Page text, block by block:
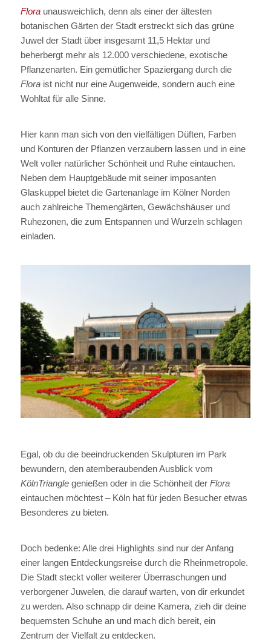
Floraunausweichlich, denn als einer der ältesten
botanischen Gärten der Stadt erstreckt sich das grüne
Juwel der Stadt über insgesamt 11,5 Hektar und
beherbergt mehr als 12.000 verschiedene, exotische
Pflanzenarten. Ein gemütlicher Spaziergang durch die
Floraist nicht nur eine Augenweide, sondern auch eine
Wohltat für alle Sinne.
Hier kann man sich von den vielfältigen Düften, Farben
und Konturen der Pflanzen verzaubern lassen und in eine
Welt voller natürlicher Schönheit und Ruhe eintauchen.
Neben dem Hauptgebäude mit seiner imposanten
Glaskuppel bietet die Gartenanlage im Kölner Norden
auch zahlreiche Themengärten, Gewächshäuser und
Ruhezonen, die zum Entspannen und Wurzeln schlagen
einladen.
Egal, ob du die beeindruckenden Skulpturen im Park
bewundern, den atemberaubenden Ausblick vom
KölnTrianglegenießen oder in die Schönheit der Flora
eintauchen möchtest – Köln hat für jeden Besucher etwas
Besonderes zu bieten.
Doch bedenke: Alle drei Highlights sind nur der Anfang
einer langen Entdeckungsreise durch die Rheinmetropole.
Die Stadt steckt voller weiterer Überraschungen und
verborgener Juwelen, die darauf warten, von dir erkundet
zu werden. Also schnapp dir deine Kamera, zieh dir deine
bequemsten Schuhe an und mach dich bereit, ein
Zentrum der Vielfalt zu entdecken.